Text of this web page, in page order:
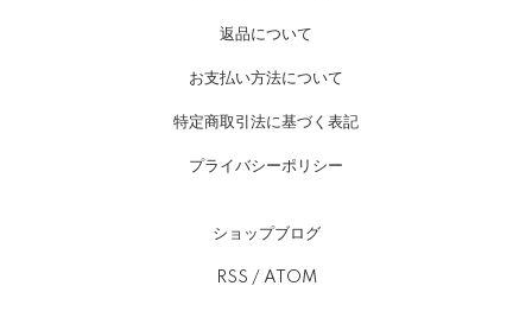
返品について
お支払い方法について
特定商取引法に基づく表記
プライバシーポリシー
ショップブログ
RSS / ATOM